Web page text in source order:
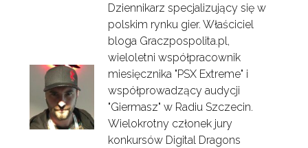
Dziennikarz specjalizujący się w
polskim rynku gier. Właściciel
bloga Graczpospolita.pl,
wieloletni współpracownik
miesięcznika "PSX Extreme" i
współprowadzący audycji
"Giermasz" w Radiu Szczecin.
Wielokrotny członek jury
konkursów Digital Dragons